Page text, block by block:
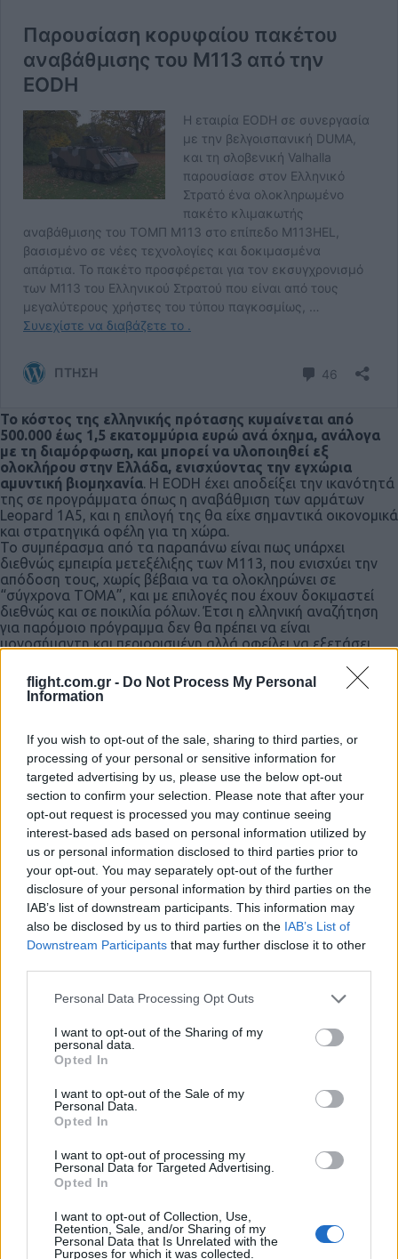
flight.com.gr - Do Not Process My Personal
Information
If you wish to opt-out of the sale, sharing to third parties, or
processing of your personal or sensitive information for
targeted advertising by us, please use the below opt-out
section to confirm your selection. Please note that after your
opt-out request is processed you may continue seeing
interest-based ads based on personal information utilized by
us or personal information disclosed to third parties prior to
your opt-out. You may separately opt-out of the further
disclosure of your personal information by third parties on the
IAB’s list of downstream participants. This information may
also be disclosed by us to third parties on the IAB’s List of
Downstream Participants that may further disclose it to other
Please note that this website/app uses one or more Google
not limited to your visit or usage behaviour. You may click to
grant or deny consent to Google and its third-party tags to
use your data for below specified purposes in below Google
consent section.
Personal Data Processing Opt Outs
I want to opt-out of the Sharing of my
personal data.
Opted In
I want to opt-out of the Sale of my
Personal Data.
Opted In
I want to opt-out of processing my
Personal Data for Targeted Advertising.
Opted In
I want to opt-out of Collection, Use,
Retention, Sale, and/or Sharing of my
Personal Data that Is Unrelated with the
Purposes for which it was collected.
Το κόστος της ελληνικής πρότασης κυμαίνεται από
500.000 έως 1,5 εκατομμύρια ευρώ ανά όχημα, ανάλογα
με τη διαμόρφωση, και μπορεί να υλοποιηθεί εξ
ολοκλήρου στην Ελλάδα, ενισχύοντας την εγχώρια
αμυντική βιομηχανία. Η EODH έχει αποδείξει την ικανότητά
της σε προγράμματα όπως η αναβάθμιση των αρμάτων
Leopard 1A5, και η επιλογή της θα είχε σημαντικά οικονομικά
και στρατηγικά οφέλη για τη χώρα.
Το συμπέρασμα από τα παραπάνω είναι πως υπάρχει
διεθνώς εμπειρία μετεξέλιξης των Μ113, που ενισχύει την
απόδοση τους, χωρίς βέβαια να τα ολοκληρώνει σε
“σύγχρονα ΤΟΜΑ”, και με επιλογές που έχουν δοκιμαστεί
διεθνώς και σε ποικιλία ρόλων. Έτσι η ελληνική αναζήτηση
για παρόμοιο πρόγραμμα δεν θα πρέπει να είναι
μονοσήμαντη και περιορισμένη αλλά οφείλει να εξετάσει
κατάλληλη και με το μεγαλύτερο αμυντικό/οικονομικό
όφελος.
Ακολουθήστε τοΠΤΗΣΗστοGoogle News
και μάθετε πρώτοι όλες τις ειδήσεις.
Τα άρθρα που δημοσιεύονται στο flight.com.gr εκφράζουν
τους συντάκτες τους κι όχι απαραίτητα τον ιστότοπο.
Απαγορεύεται η αναδημοσίευση χωρίς γραπτή έγκριση. Σε
οποία εκφράζουν μόνο το συγγραφέα τους.